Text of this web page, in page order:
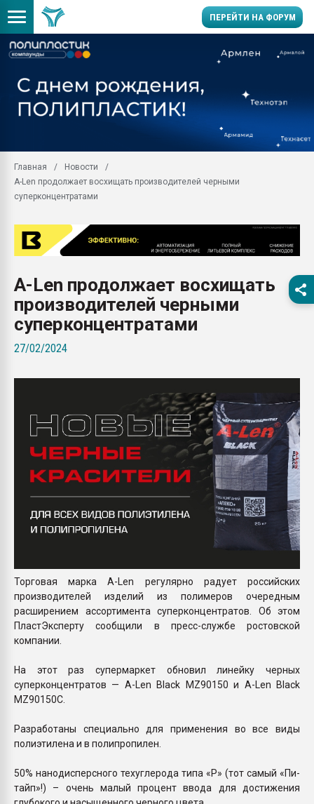
ПЕРЕЙТИ НА ФОРУМ
заводу пластмасс"
28.07.2026
первый план в
28.07.2026
ситуацией на
ПЕРЕЙТИ НА
Главная
Новости
A-Len продолжает восхищать производителей черными
суперконцентратами
A-Len продолжает восхищать
производителей черными
суперконцентратами
27/02/2024
Торговая марка A-Len регулярно радует российских
производителей изделий из полимеров очередным
расширением ассортимента суперконцентратов. Об этом
ПластЭксперту сообщили в пресс-службе ростовской
компании.
На этот раз супермаркет обновил линейку черных
суперконцентратов — A-Len Black MZ90150 и A-Len Black
MZ90150C.
Разработаны специально для применения во все виды
полиэтилена и в полипропилен.
50% нанодисперсного техуглерода типа «P» (тот самый «Пи-
тайп»!) – очень малый процент ввода для достижения